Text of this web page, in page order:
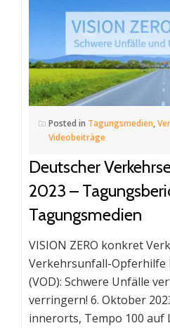
Posted in Tagungsmedien,
Videobeiträge
Deutscher
2023 –
Tagungsmedien
VISION ZERO konkret
Verkehrsunfall-Opferhilfe
(VOD): Schwere Unfälle
verringern! 6. Oktober
innerorts, Tempo 100 auf